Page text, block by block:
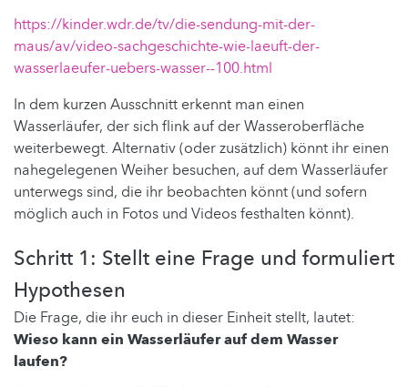
https://kinder.wdr.de/tv/die-sendung-mit-der-
maus/av/video-sachgeschichte-wie-laeuft-der-
wasserlaeufer-uebers-wasser--100.html
In dem kurzen Ausschnitt erkennt man einen
Wasserläufer, der sich flink auf der Wasseroberfläche
weiterbewegt. Alternativ (oder zusätzlich) könnt ihr einen
nahegelegenen Weiher besuchen, auf dem Wasserläufer
unterwegs sind, die ihr beobachten könnt (und sofern
möglich auch in Fotos und Videos festhalten könnt).
Schritt 1: Stellt eine Frage und formuliert
Hypothesen
Die Frage, die ihr euch in dieser Einheit stellt, lautet:
Wieso kann ein Wasserläufer auf dem Wasser
laufen?